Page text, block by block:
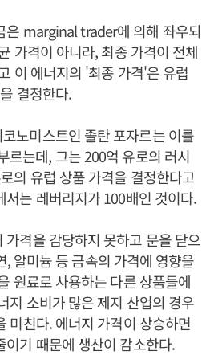
은 marginal trader에 의해 좌우되
가격이 아니라, 최종 가격이 전체
이 에너지의 '최종 가격'은 유럽
결정한다.
노미스트인 졸탄 포자르는 이를
르는데, 그는 200억 유로의 러시
의 유럽 상품 가격을 결정한다고
서는 레버리지가 100배인 것이다.
가격을 감당하지 못하고 문을 닫으
, 알미늄 등 금속의 가격에 영향을
원료로 사용하는 다른 상품들에
지 소비가 많은 제지 산업의 경우
미친다. 에너지 가격이 상승하면
이기 때문에 생산이 감소한다.